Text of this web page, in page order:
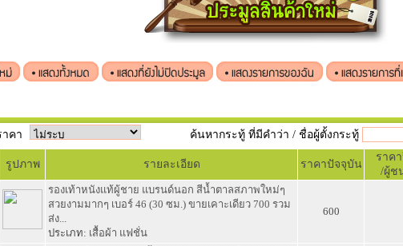
าคา ค้นหากระทู้ ที่มีคำว่า / ชื่อผู้ตั้งกระทู้
รูปภาพ รายละเอียด ราคาปัจจุบัน
ราค
/ผู้ช
รองเท้าหนังแท้ผู้ชาย แบรนด์นอก สีน้ำตาลสภาพใหม่ๆ
สวยงามมากๆ เบอร์ 46 (30 ซม.) ขายเคาะเดียว 700 รวม
ส่ง...
ประเภท: เสื้อผ้า แฟชั่น
600